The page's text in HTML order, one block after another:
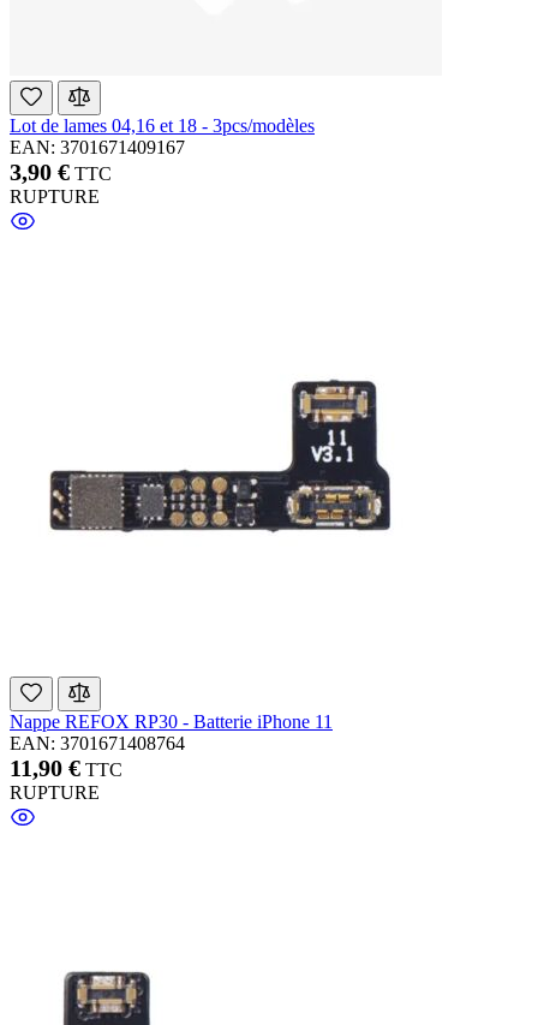
Lot de lames 04,16 et 18 - 3pcs/modèles
EAN: 3701671409167
3,90 € TTC
RUPTURE
Nappe REFOX RP30 - Batterie iPhone 11
EAN: 3701671408764
11,90 € TTC
RUPTURE